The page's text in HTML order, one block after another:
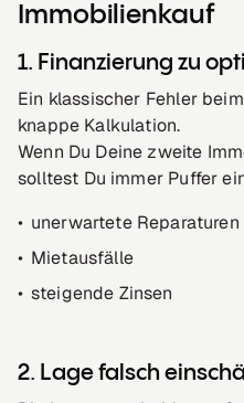
Immobilienkauf
1. Finanzierung zu
Ein klassischer Fehler
knappe Kalkulation.
Wenn Du Deine zweite
solltest Du immer Puffer
unerwartete Reparaturen
Mietausfälle
steigende Zinsen
2. Lage falsch